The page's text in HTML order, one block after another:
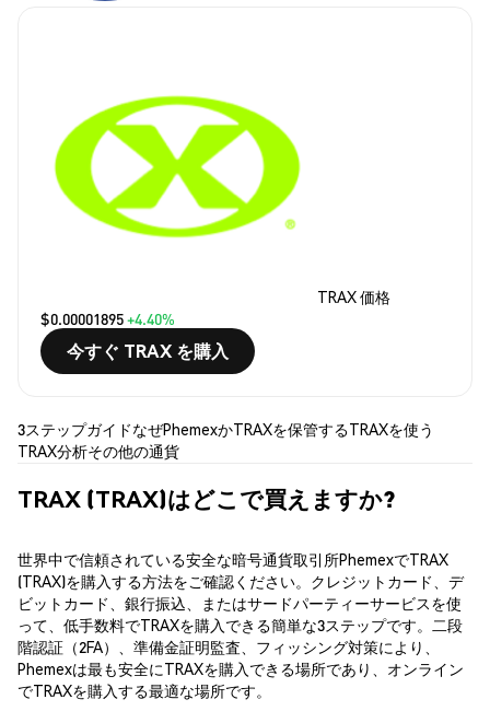
TRAX 価格
$0.00001895+4.40%
今すぐ TRAX を購入
3ステップガイドなぜPhemexかTRAXを保管するTRAXを使う
TRAX分析その他の通貨
TRAX (TRAX)はどこで買えますか?
世界中で信頼されている安全な暗号通貨取引所PhemexでTRAX
(TRAX)を購入する方法をご確認ください。クレジットカード、デ
ビットカード、銀行振込、またはサードパーティーサービスを使
って、低手数料でTRAXを購入できる簡単な3ステップです。二段
階認証（2FA）、準備金証明監査、フィッシング対策により、
Phemexは最も安全にTRAXを購入できる場所であり、オンライン
でTRAXを購入する最適な場所です。